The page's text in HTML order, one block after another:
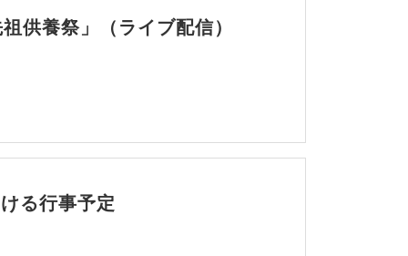
供養祭」（ライブ配信）
る行事予定